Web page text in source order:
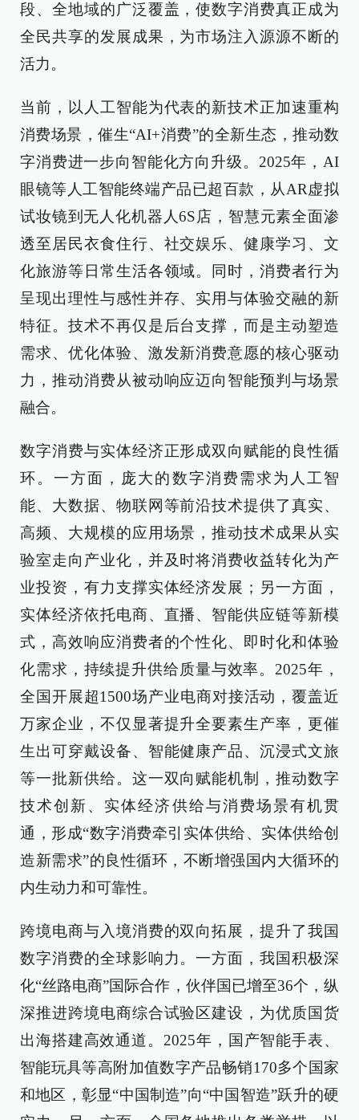
段、全地域的广泛覆盖，使数字消费真正成为
全民共享的发展成果，为市场注入源源不断的
活力。
当前，以人工智能为代表的新技术正加速重构
消费场景，催生“AI+消费”的全新生态，推动数
字消费进一步向智能化方向升级。2025年，AI
眼镜等人工智能终端产品已超百款，从AR虚拟
试妆镜到无人化机器人6S店，智慧元素全面渗
透至居民衣食住行、社交娱乐、健康学习、文
化旅游等日常生活各领域。同时，消费者行为
呈现出理性与感性并存、实用与体验交融的新
特征。技术不再仅是后台支撑，而是主动塑造
需求、优化体验、激发新消费意愿的核心驱动
力，推动消费从被动响应迈向智能预判与场景
融合。
数字消费与实体经济正形成双向赋能的良性循
环。一方面，庞大的数字消费需求为人工智
能、大数据、物联网等前沿技术提供了真实、
高频、大规模的应用场景，推动技术成果从实
验室走向产业化，并及时将消费收益转化为产
业投资，有力支撑实体经济发展；另一方面，
实体经济依托电商、直播、智能供应链等新模
式，高效响应消费者的个性化、即时化和体验
化需求，持续提升供给质量与效率。2025年，
全国开展超1500场产业电商对接活动，覆盖近
万家企业，不仅显著提升全要素生产率，更催
生出可穿戴设备、智能健康产品、沉浸式文旅
等一批新供给。这一双向赋能机制，推动数字
技术创新、实体经济供给与消费场景有机贯
通，形成“数字消费牵引实体供给、实体供给创
造新需求”的良性循环，不断增强国内大循环的
内生动力和可靠性。
跨境电商与入境消费的双向拓展，提升了我国
数字消费的全球影响力。一方面，我国积极深
化“丝路电商”国际合作，伙伴国已增至36个，纵
深推进跨境电商综合试验区建设，为优质国货
出海搭建高效通道。2025年，国产智能手表、
智能玩具等高附加值数字产品畅销170多个国家
和地区，彰显“中国制造”向“中国智造”跃升的硬